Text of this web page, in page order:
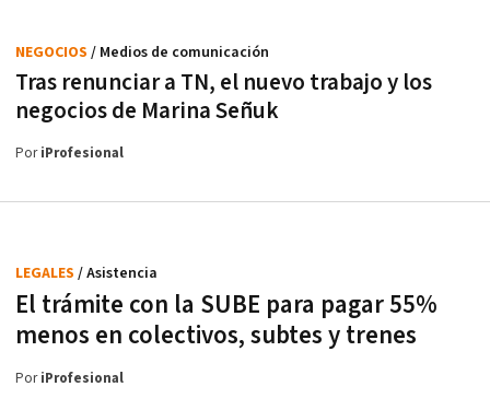
Tras renunciar a TN, el nuevo trabajo y los
negocios de Marina Señuk
NEGOCIOS / Medios de comunicación
PoriProfesional
El trámite con la SUBE para pagar 55%
menos en colectivos, subtes y trenes
LEGALES / Asistencia
PoriProfesional